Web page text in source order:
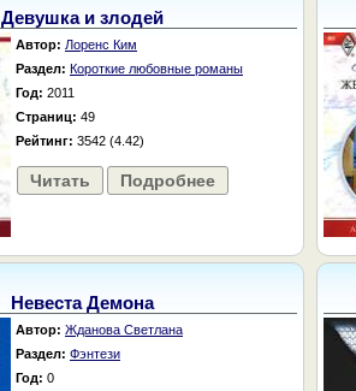
Девушка и злодей
Автор: Лоренс Ким
Раздел: Короткие любовные романы
Год: 2011
Страниц: 49
Рейтинг: 3542 (4.42)
Читать Подробнее
Невеста Демона
Автор: Жданова Светлана
Раздел: Фэнтези
Год: 0